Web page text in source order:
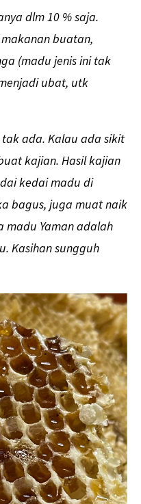
dlm 10 % saja.
buatan,
(madu jenis ini tak
ubat, utk
ada. Kalau ada sikit
kajian. Hasil kajian
kedai madu di
bagus, juga muat naik
madu Yaman adalah
Kasihan sungguh